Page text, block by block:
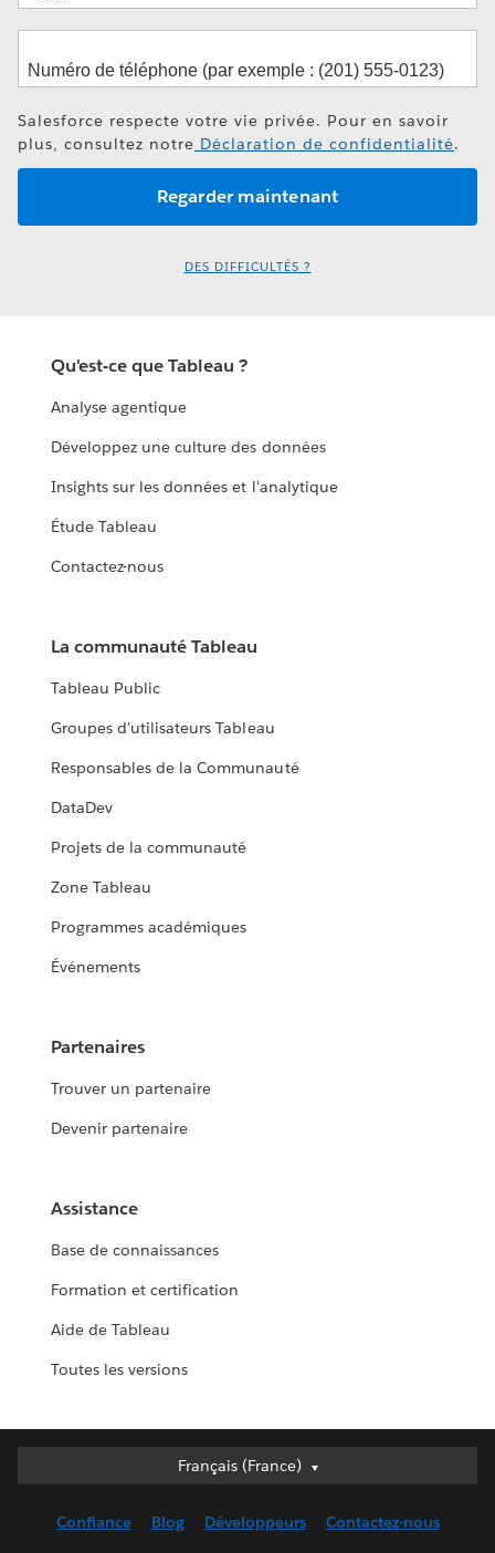
Salesforce respecte votre vie privée. Pour en savoir
plus, consultez notre Déclaration de confidentialité.
DES DIFFICULTÉS ?
Qu'est-ce que Tableau ?
Analyse agentique
Développez une culture des données
Insights sur les données et l'analytique
Étude Tableau
Contactez-nous
La communauté Tableau
Tableau Public
Groupes d'utilisateurs Tableau
Responsables de la Communauté
DataDev
Projets de la communauté
Zone Tableau
Programmes académiques
Événements
Partenaires
Trouver un partenaire
Devenir partenaire
Assistance
Base de connaissances
Formation et certification
Aide de Tableau
Toutes les versions
Français (France)
Français (France)
English (UK)
Confiance Blog Développeurs Contactez-nous